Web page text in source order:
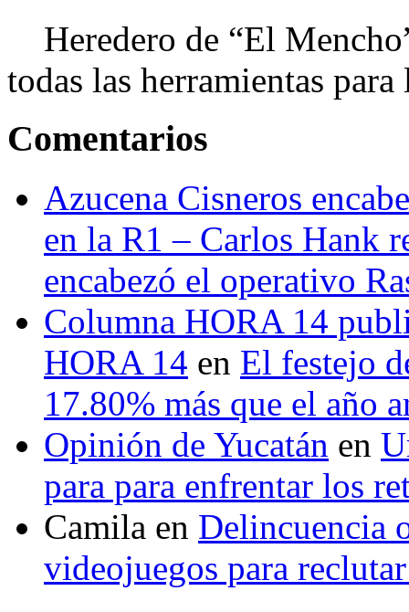
Heredero de “El
todas las herramientas
Comentarios
Azucena Cisneros
en la R1 – Carlos Hank
encabezó el operativo
Columna HORA 14
HORA 14 en El festejo
17.80% más que el año
Opinión de Yucatán en
para para enfrentar los
Camila en Delincuencia
videojuegos para